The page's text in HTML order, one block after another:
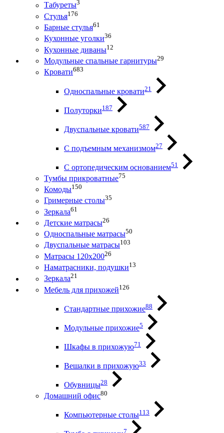
Табуреты3
Стулья176
Барные стулья61
Кухонные уголки36
Кухонные диваны12
Модульные спальные гарнитуры29
Кровати683
Односпальные кровати21
Полуторки187
Двуспальные кровати587
С подъемным механизмом27
С ортопедическим основанием51
Тумбы прикроватные75
Комоды150
Гримерные столы35
Зеркала61
Детские матрасы26
Односпальные матрасы50
Двуспальные матрасы103
Матрасы 120х20026
Наматрасники, подушки13
Зеркала21
Мебель для прихожей126
Стандартные прихожие88
Модульные прихожие5
Шкафы в прихожую71
Вешалки в прихожую33
Обувницы28
Домашний офис80
Компьютерные столы113
7